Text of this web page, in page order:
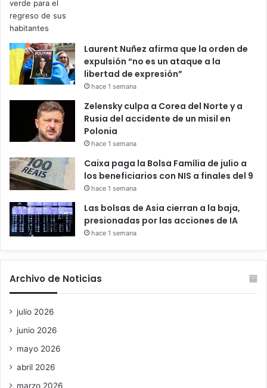
Laurent Nuñez afirma que la orden de
expulsión “no es un ataque a la
libertad de expresión”
hace 1 semana
Zelensky culpa a Corea del Norte y a
Rusia del accidente de un misil en
Polonia
hace 1 semana
Caixa paga la Bolsa Família de julio a
los beneficiarios con NIS a finales del 9
hace 1 semana
Las bolsas de Asia cierran a la baja,
presionadas por las acciones de IA
hace 1 semana
Archivo de Noticias
julio 2026
junio 2026
mayo 2026
abril 2026
marzo 2026